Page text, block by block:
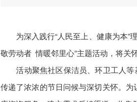
为深入践行“人民至上、健康为本”
敬劳动者 情暖邻里心”主题活动，将关
活动聚焦社区保洁员、环卫工人等基
传递了浓浓的节日问候与深切关怀。